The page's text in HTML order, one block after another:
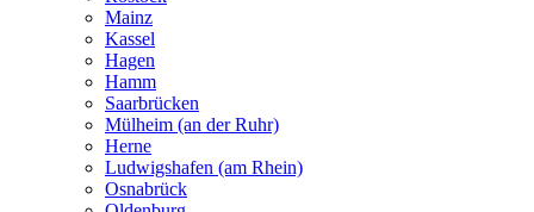
Mainz
Kassel
Hagen
Hamm
Saarbrücken
Mülheim (an der Ruhr)
Herne
Ludwigshafen (am Rhein)
Osnabrück